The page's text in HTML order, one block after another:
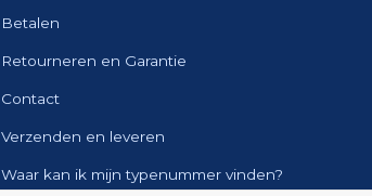
Betalen
Retourneren en Garantie
Contact
Verzenden en leveren
Waar kan ik mijn typenummer vinden?